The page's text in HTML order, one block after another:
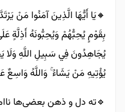
🔸️يَا أَيُّهَا الَّذِينَ آمَنُوا مَنْ
بِقَوْمٍ يُحِبُّهُمْ وَيُحِبُّونَهُ أَذِلَّةٍ
يُجَاهِدُونَ فِي سَبِيلِ اللَّهِ وَلَا
يُؤْتِيهِ مَنْ يَشَاءُ ۚ وَاللَّهُ وَاسِعٌ
🔹️ته دل و ذهن بعضی‌ها